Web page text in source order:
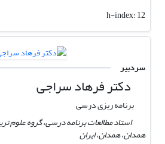
h-index:12
سردبیر
دکتر فرهاد سراجی
برنامه ریزی درسی
استاد مطالعات برنامه درسی، گروه علوم
همدان، همدان، ایران